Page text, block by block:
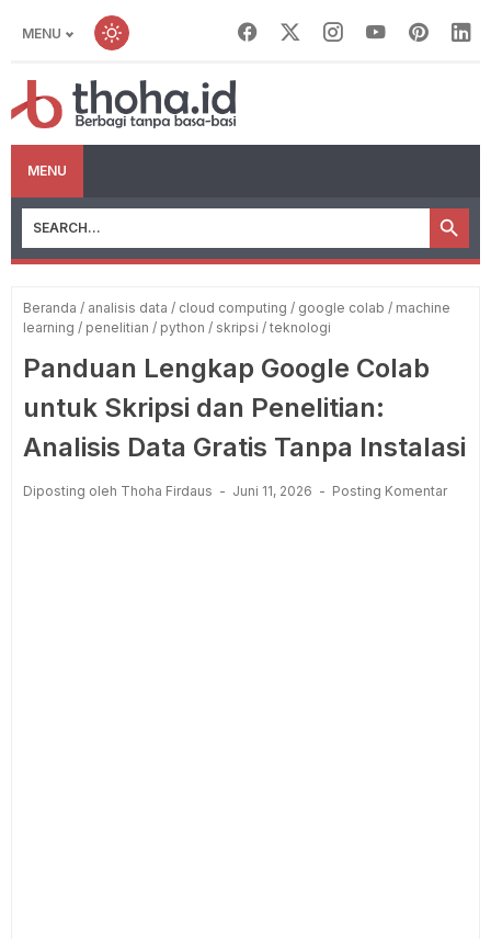
MENU
MENU
Beranda / analisis data / cloud computing / google colab / machine
learning / penelitian / python / skripsi / teknologi
Panduan Lengkap Google Colab
untuk Skripsi dan Penelitian:
Analisis Data Gratis Tanpa Instalasi
Diposting oleh Thoha Firdaus Juni 11, 2026 Posting Komentar